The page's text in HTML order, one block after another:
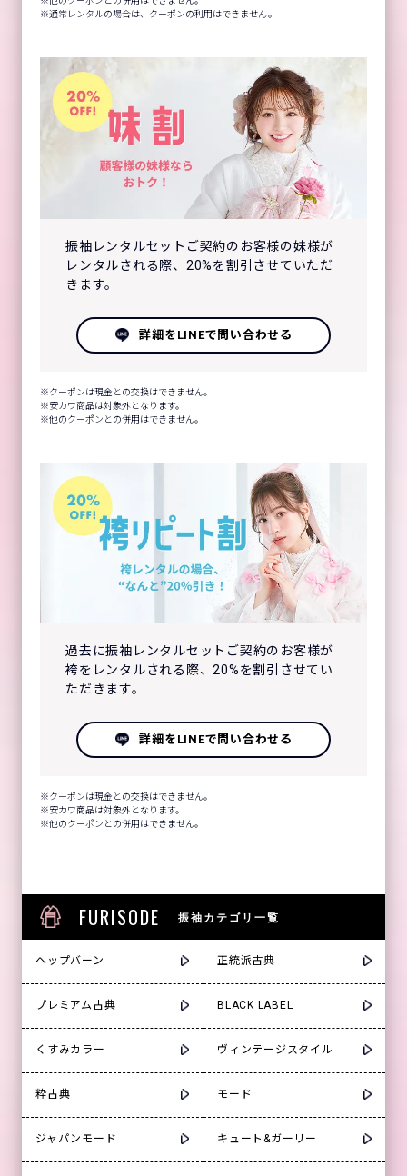
通常レンタルの場合は、クーポンの利用はできません。
振袖レンタルセットご契約のお客様の妹様が
レンタルされる際、20%を割引させていただ
きます。
詳細をLINEで問い合わせる
クーポンは現金との交換はできません。
安カワ商品は対象外となります。
他のクーポンとの併用はできません。
過去に振袖レンタルセットご契約のお客様が
袴をレンタルされる際、20%を割引させてい
ただきます。
詳細をLINEで問い合わせる
クーポンは現金との交換はできません。
安カワ商品は対象外となります。
他のクーポンとの併用はできません。
FURISODE 振袖カテゴリ一覧
ヘップバーン 正統派古典
プレミアム古典 BLACK LABEL
くすみカラー ヴィンテージスタイル
粋古典 モード
ジャパンモード キュート&ガーリー